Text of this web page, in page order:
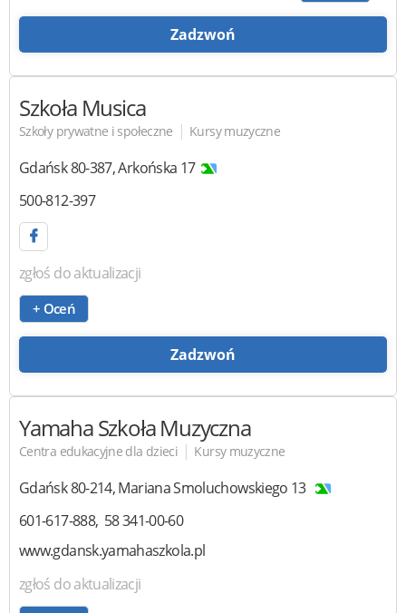
Zadzwoń
Szkoła Musica
Szkoły prywatne i społeczne | Kursy muzyczne
Gdańsk80-387,Arkońska 17
500-812-397
zgłoś do aktualizacji
+ Oceń
Zadzwoń
Yamaha Szkoła Muzyczna
Centra edukacyjne dla dzieci | Kursy muzyczne
Gdańsk80-214,Mariana Smoluchowskiego 13
601-617-888 58 341-00-60
www.gdansk.yamahaszkola.pl
zgłoś do aktualizacji